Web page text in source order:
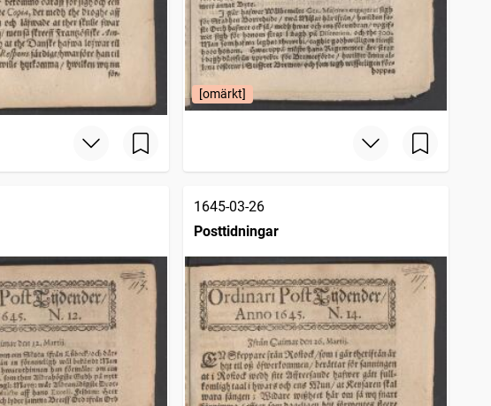
[omärkt]
1645-03-26
Posttidningar